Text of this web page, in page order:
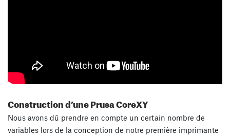
Construction d’une Prusa CoreXY
Nous avons dû prendre en compte un certain nombre de
variables lors de la conception de notre première imprimante